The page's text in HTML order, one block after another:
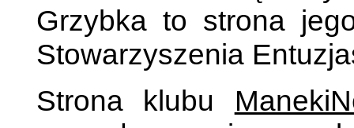
Grzybka to strona
Stowarzyszenia
Strona klubu